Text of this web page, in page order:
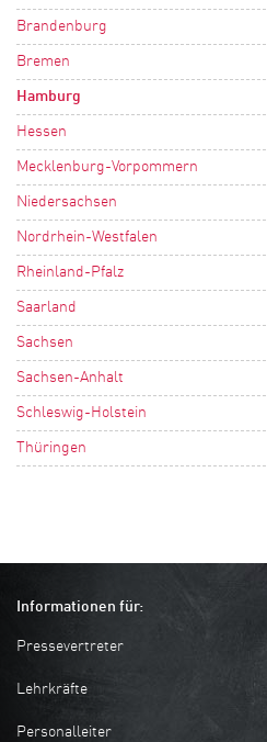
Brandenburg
Bremen
Hamburg
Hessen
Mecklenburg-Vorpommern
Niedersachsen
Nordrhein-Westfalen
Rheinland-Pfalz
Saarland
Sachsen
Sachsen-Anhalt
Schleswig-Holstein
Thüringen
Informationen für:
Pressevertreter
Lehrkräfte
Personalleiter